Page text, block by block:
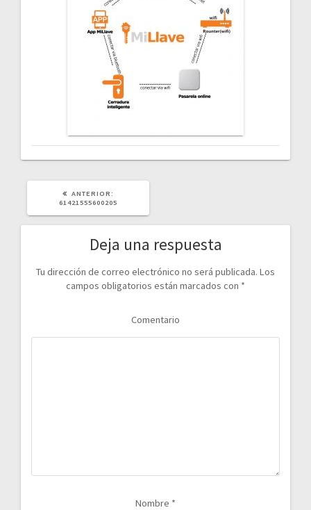
ANTERIOR:
ANTERIOR:
61421555600205
Deja una respuesta
Tu dirección de correo electrónico no será publicada. Los
campos obligatorios están marcados con *
Comentario
Nombre *